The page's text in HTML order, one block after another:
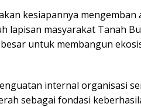
kesiapannya mengemban
lapisan masyarakat Tanah
untuk membangun
internal organisasi
sebagai fondasi